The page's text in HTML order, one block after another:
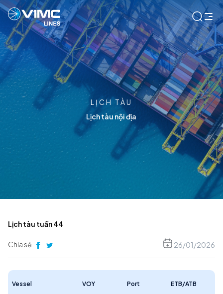
LỊCH TÀU
Lịch tàu nội địa
Lịch tàu tuần 44
Chia sẻ 26/01/2026
Vessel VOY Port ETB/ATB